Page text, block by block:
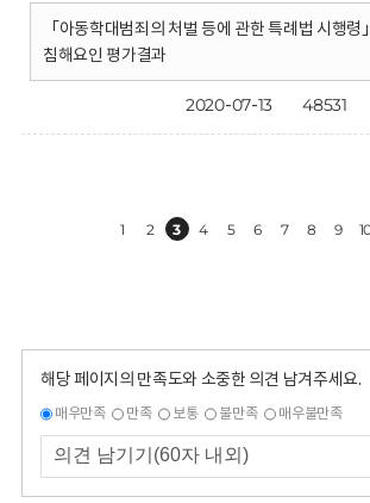
「아동학대범죄의 처벌 등에 관한 특례법 시행
침해요인 평가결과
2020-07-13 48531
1 2 3 4 5 6 7 8 9
해당 페이지의 만족도와 소중한 의견 남겨주세요.
매우만족 만족 보통 불만족 매우불만족